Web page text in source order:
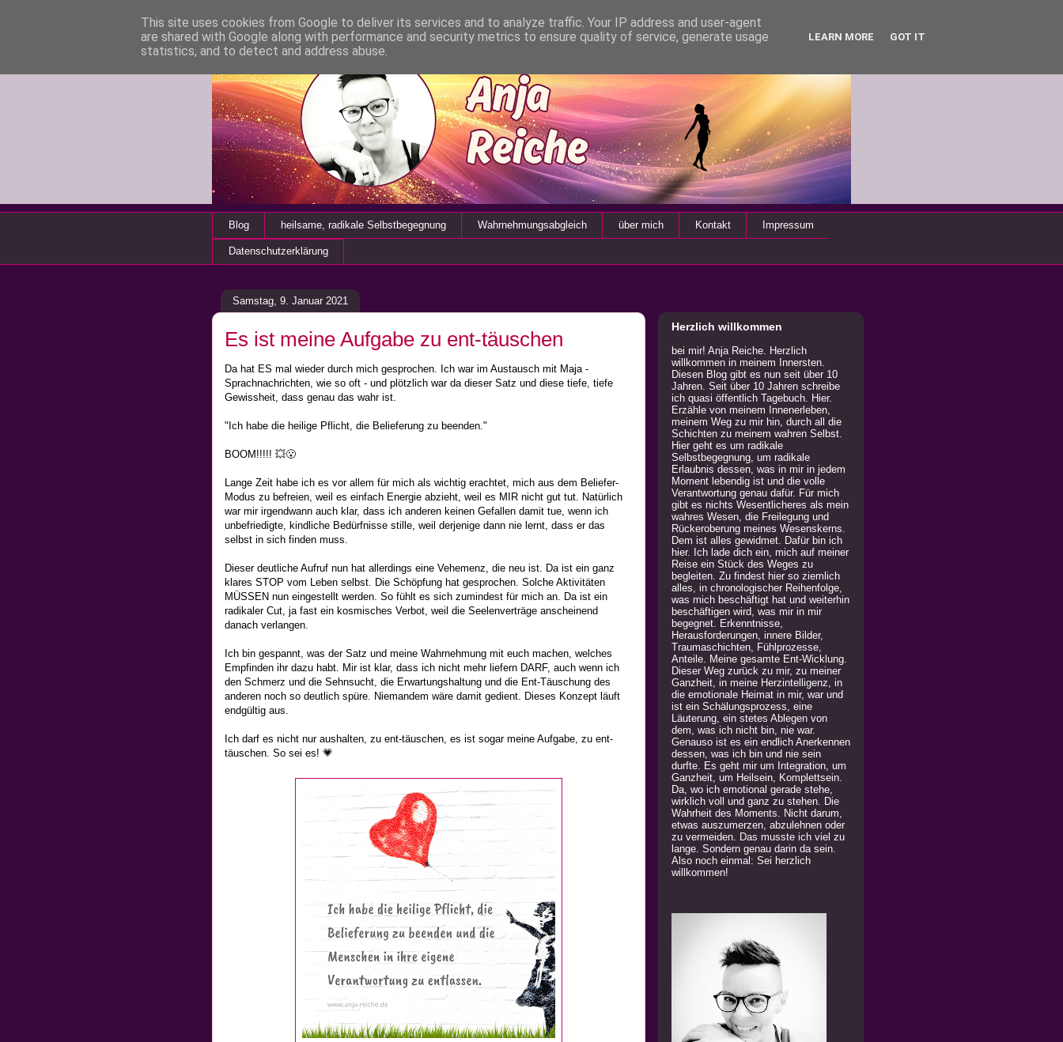
Blog heilsame, radikale Selbstbegegnung Wahrnehmungsabgleich über mich Kontakt Impressum
Datenschutzerklärung
Samstag, 9. Januar 2021
Es ist meine Aufgabe zu ent-täuschen
Da hat ES mal wieder durch mich gesprochen. Ich war im Austausch mit Maja -
Sprachnachrichten, wie so oft - und plötzlich war da dieser Satz und diese tiefe, tiefe
Gewissheit, dass genau das wahr ist.
"Ich habe die heilige Pflicht, die Belieferung zu beenden."
BOOM!!!!! 💥😮
Lange Zeit habe ich es vor allem für mich als wichtig erachtet, mich aus dem Beliefer-
Modus zu befreien, weil es einfach Energie abzieht, weil es MIR nicht gut tut. Natürlich
war mir irgendwann auch klar, dass ich anderen keinen Gefallen damit tue, wenn ich
unbefriedigte, kindliche Bedürfnisse stille, weil derjenige dann nie lernt, dass er das
selbst in sich finden muss.
Dieser deutliche Aufruf nun hat allerdings eine Vehemenz, die neu ist. Da ist ein ganz
klares STOP vom Leben selbst. Die Schöpfung hat gesprochen. Solche Aktivitäten
MÜSSEN nun eingestellt werden. So fühlt es sich zumindest für mich an. Da ist ein
radikaler Cut, ja fast ein kosmisches Verbot, weil die Seelenverträge anscheinend
danach verlangen.
Ich bin gespannt, was der Satz und meine Wahrnehmung mit euch machen, welches
Empfinden ihr dazu habt. Mir ist klar, dass ich nicht mehr liefern DARF, auch wenn ich
den Schmerz und die Sehnsucht, die Erwartungshaltung und die Ent-Täuschung des
anderen noch so deutlich spüre. Niemandem wäre damit gedient. Dieses Konzept läuft
endgültig aus.
Ich darf es nicht nur aushalten, zu ent-täuschen, es ist sogar meine Aufgabe, zu ent-
täuschen. So sei es! 💗
Herzlich willkommen
bei mir! Anja Reiche. Herzlich
willkommen in meinem Innersten.
Diesen Blog gibt es nun seit über 10
Jahren. Seit über 10 Jahren schreibe
ich quasi öffentlich Tagebuch. Hier.
Erzähle von meinem Innenerleben,
meinem Weg zu mir hin, durch all die
Schichten zu meinem wahren Selbst.
Hier geht es um radikale
Selbstbegegnung, um radikale
Erlaubnis dessen, was in mir in jedem
Moment lebendig ist und die volle
Verantwortung genau dafür. Für mich
gibt es nichts Wesentlicheres als mein
wahres Wesen, die Freilegung und
Rückeroberung meines Wesenskerns.
Dem ist alles gewidmet. Dafür bin ich
hier. Ich lade dich ein, mich auf meiner
Reise ein Stück des Weges zu
begleiten. Zu findest hier so ziemlich
alles, in chronologischer Reihenfolge,
was mich beschäftigt hat und weiterhin
beschäftigen wird, was mir in mir
begegnet. Erkenntnisse,
Herausforderungen, innere Bilder,
Traumaschichten, Fühlprozesse,
Anteile. Meine gesamte Ent-Wicklung.
Dieser Weg zurück zu mir, zu meiner
Ganzheit, in meine Herzintelligenz, in
die emotionale Heimat in mir, war und
ist ein Schälungsprozess, eine
Läuterung, ein stetes Ablegen von
dem, was ich nicht bin, nie war.
Genauso ist es ein endlich Anerkennen
dessen, was ich bin und nie sein
durfte. Es geht mir um Integration, um
Ganzheit, um Heilsein, Komplettsein.
Da, wo ich emotional gerade stehe,
wirklich voll und ganz zu stehen. Die
Wahrheit des Moments. Nicht darum,
etwas auszumerzen, abzulehnen oder
zu vermeiden. Das musste ich viel zu
lange. Sondern genau darin da sein.
Also noch einmal: Sei herzlich
willkommen!
This site uses cookies from Google to deliver its services and to analyze traffic. Your IP address and user-agent
are shared with Google along with performance and security metrics to ensure quality of service, generate usage
statistics, and to detect and address abuse.
LEARN MORE GOT IT